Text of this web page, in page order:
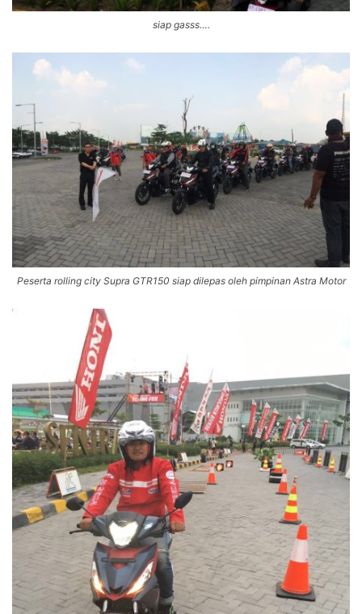
siap gasss….
Peserta rolling city Supra GTR150 siap dilepas oleh pimpinan Astra Motor